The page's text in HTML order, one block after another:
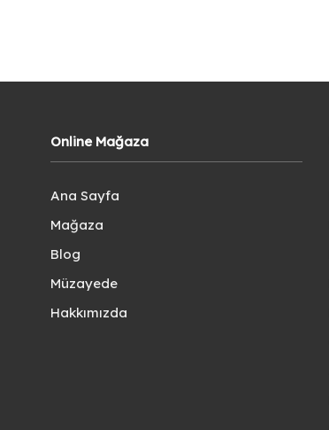
Online Mağaza
Ana Sayfa
Mağaza
Blog
Müzayede
Hakkımızda